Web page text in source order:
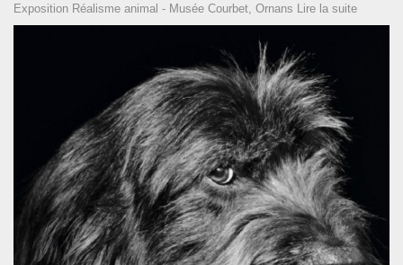
Exposition Réalisme animal - Musée Courbet, Ornans Lire la suite